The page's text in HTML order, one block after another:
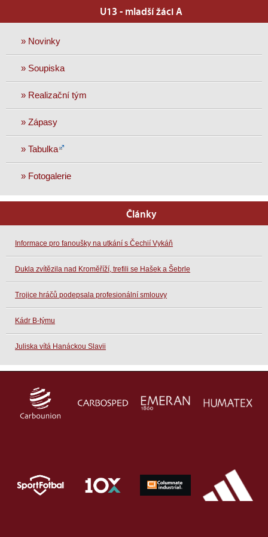
U13 - mladší žáci A
» Novinky
» Soupiska
» Realizační tým
» Zápasy
» Tabulka
» Fotogalerie
Články
Informace pro fanoušky na utkání s Čechií Vykáň
Dukla zvítězila nad Kroměříží, trefili se Hašek a Šebrle
Trojice hráčů podepsala profesionální smlouvy
Kádr B-týmu
Juliska vítá Hanáckou Slavii